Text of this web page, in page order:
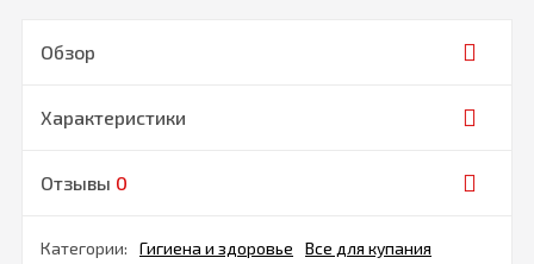
Обзор
Характеристики
Отзывы 0
Категории: Гигиена и здоровье Все для купания